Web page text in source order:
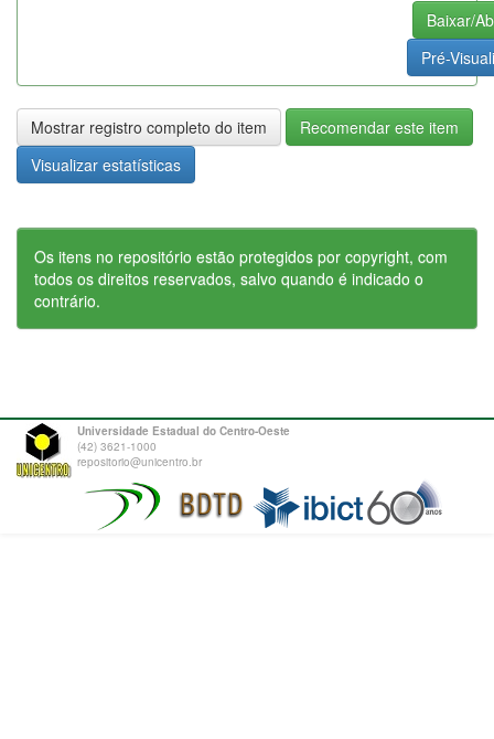
Baixar/
Pré-
Mostrar registro completo do item
Recomendar este item
Visualizar estatísticas
Os itens no repositório estão protegidos por copyright, com
todos os direitos reservados, salvo quando é indicado o
contrário.
Universidade Estadual do Centro-Oeste
(42) 3621-1000
repositorio@unicentro.br